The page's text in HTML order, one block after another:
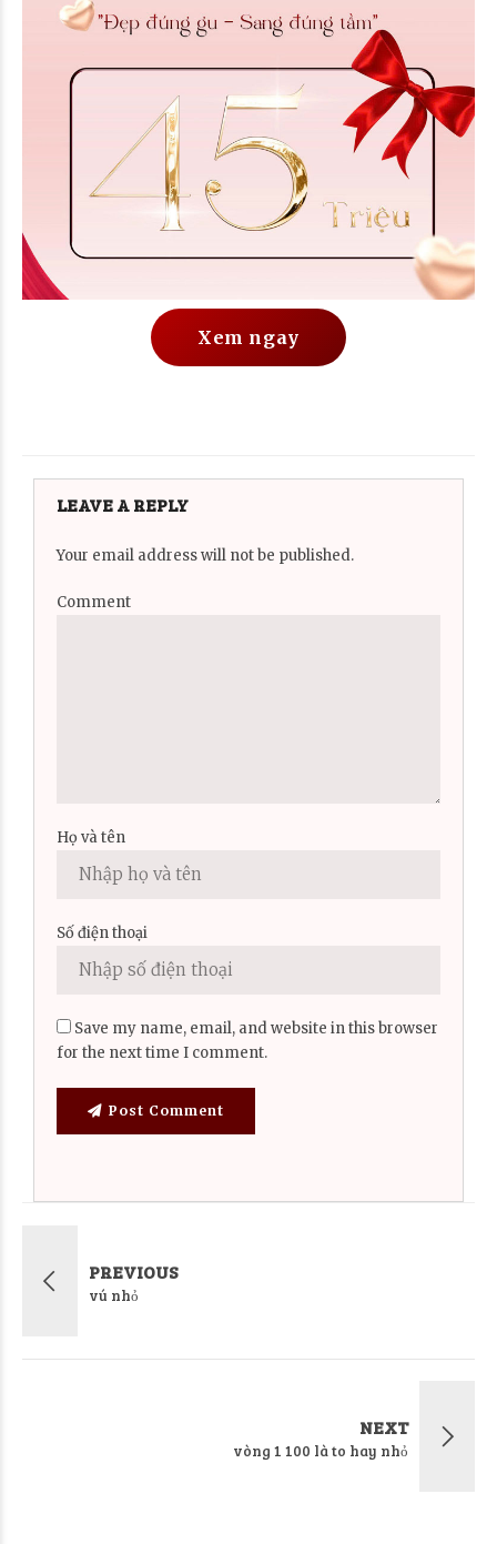
Xem ngay
LEAVE A REPLY
Your email address will not be published.
Comment
Họ và tên
Số điện thoại
Save my name, email, and website in this browser
for the next time I comment.
Post Comment
PREVIOUS
vú nhỏ
NEXT
vòng 1 100 là to hay nhỏ